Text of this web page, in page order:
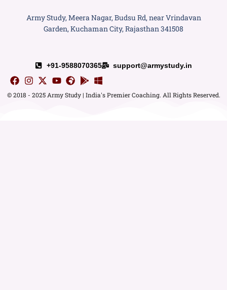
Army Study, Meera Nagar, Budsu Rd, near Vrindavan
Garden, Kuchaman City, Rajasthan 341508
+91-9588070365 support@armystudy.in
© 2018 - 2025 Army Study | India's Premier Coaching. All Rights Reserved.